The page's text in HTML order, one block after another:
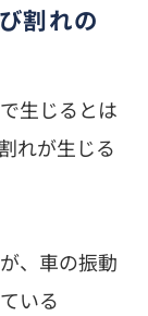
割れの
生じるとは
れが生じる
、車の振動
いる